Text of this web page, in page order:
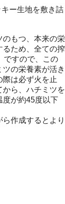
ー生地を敷き詰
のもつ、本来の栄
るため、全ての搾
ですので、この
の栄養素が活き
は必ず火を止
ら、ハチミツを
度が約45度以下
作成するとより